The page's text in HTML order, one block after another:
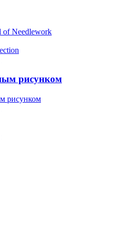
of Needlework
рисунком